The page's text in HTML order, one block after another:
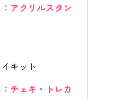
アクリルスタン
キット
チェキ・トレカ